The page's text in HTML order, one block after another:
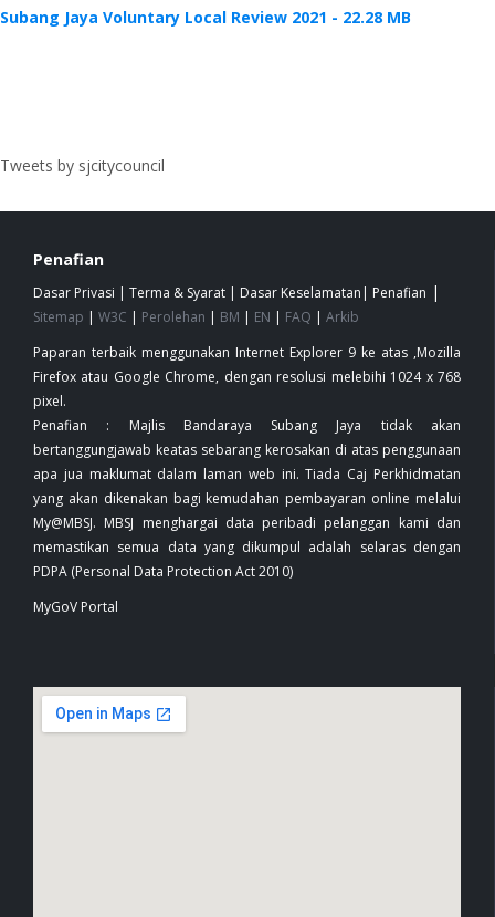
Subang Jaya Voluntary Local Review 2021 - 22.28 MB
Tweets by sjcitycouncil
Penafian
Dasar Privasi | Terma & Syarat | Dasar Keselamatan | Penafian |
Sitemap | W3C | Perolehan | BM | EN | FAQ | Arkib
Paparan terbaik menggunakan Internet Explorer 9 ke atas ,Mozilla
Firefox atau Google Chrome, dengan resolusi melebihi 1024 x 768
pixel.
Penafian : Majlis Bandaraya Subang Jaya tidak akan
bertanggungjawab keatas sebarang kerosakan di atas penggunaan
apa jua maklumat dalam laman web ini. Tiada Caj Perkhidmatan
yang akan dikenakan bagi kemudahan pembayaran online melalui
My@MBSJ. MBSJ menghargai data peribadi pelanggan kami dan
memastikan semua data yang dikumpul adalah selaras dengan
PDPA (Personal Data Protection Act 2010)
MyGoV Portal